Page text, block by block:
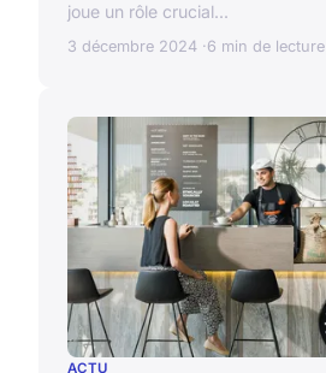
joue un rôle crucial...
3 décembre 2024 6 min de lecture
ACTU